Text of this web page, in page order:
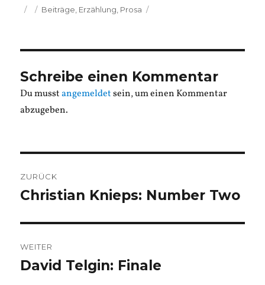
Veröffentlicht
Kategorien
Beiträge Erzählung Prosa
Schreibe einen Kommentar
Du musstangemeldetsein, um einen Kommentar
abzugeben.
ZURÜCK
Vorheriger
Christian Knieps: Number Two
WEITER
Nächster
David Telgin: Finale